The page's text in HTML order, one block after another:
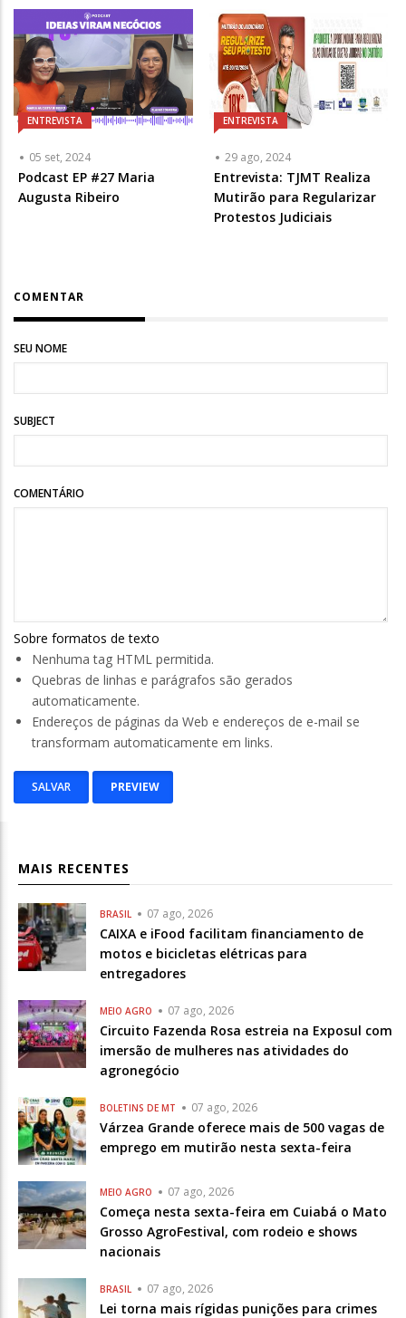
ENTREVISTA
05 set, 2024
Podcast EP #27 Maria
Augusta Ribeiro
ENTREVISTA
29 ago, 2024
Entrevista: TJMT Realiza
Mutirão para Regularizar
Protestos Judiciais
COMENTAR
SEU NOME
SUBJECT
COMENTÁRIO
Sobre formatos de texto
Nenhuma tag HTML permitida.
Quebras de linhas e parágrafos são gerados
automaticamente.
Endereços de páginas da Web e endereços de e-mail se
transformam automaticamente em links.
MAIS RECENTES
BRASIL 07 ago, 2026
CAIXA e iFood facilitam financiamento de
motos e bicicletas elétricas para
entregadores
MEIO AGRO 07 ago, 2026
Circuito Fazenda Rosa estreia na Exposul com
imersão de mulheres nas atividades do
agronegócio
BOLETINS DE MT 07 ago, 2026
Várzea Grande oferece mais de 500 vagas de
emprego em mutirão nesta sexta-feira
MEIO AGRO 07 ago, 2026
Começa nesta sexta-feira em Cuiabá o Mato
Grosso AgroFestival, com rodeio e shows
nacionais
BRASIL 07 ago, 2026
Lei torna mais rígidas punições para crimes